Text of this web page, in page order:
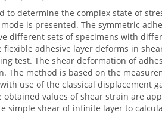
to determine the complex state of
is presented. The symmetric
different sets of specimens with
adhesive layer deforms in
test. The shear deformation of
The method is based on the
use of the classical displacement
values of shear strain are
simple shear of infinite layer to